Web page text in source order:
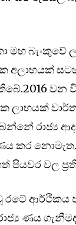
මහ
අලාභයක්
වන
ලාභයක්
රාජ්‍ය
නොමැත.
වල
රටේ
ණය